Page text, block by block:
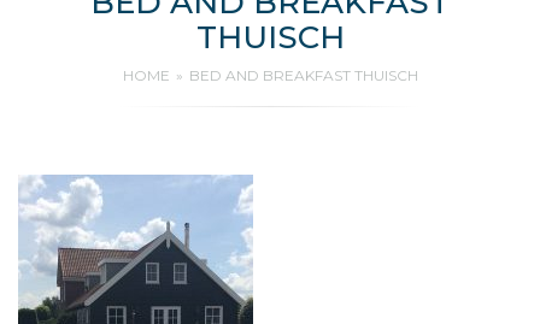
THUISCH
HOME BED AND BREAKFAST THUISCH